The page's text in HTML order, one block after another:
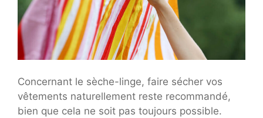
Concernant le sèche-linge, faire sécher vos
vêtements naturellement reste recommandé,
bien que cela ne soit pas toujours possible.